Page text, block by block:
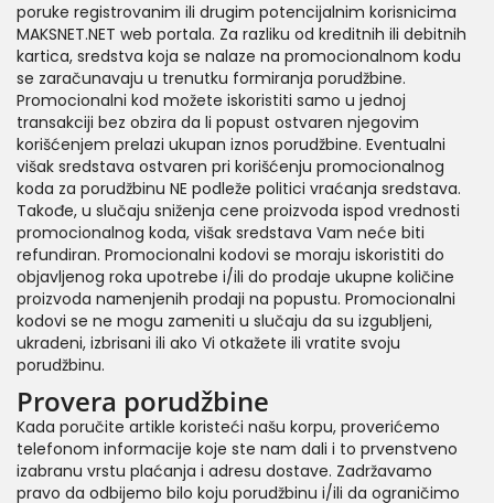
poruke registrovanim ili drugim potencijalnim korisnicima
MAKSNET.NET web portala. Za razliku od kreditnih ili debitnih
kartica, sredstva koja se nalaze na promocionalnom kodu
se zaračunavaju u trenutku formiranja porudžbine.
Promocionalni kod možete iskoristiti samo u jednoj
transakciji bez obzira da li popust ostvaren njegovim
korišćenjem prelazi ukupan iznos porudžbine. Eventualni
višak sredstava ostvaren pri korišćenju promocionalnog
koda za porudžbinu NE podleže politici vraćanja sredstava.
Takođe, u slučaju sniženja cene proizvoda ispod vrednosti
promocionalnog koda, višak sredstava Vam neće biti
refundiran. Promocionalni kodovi se moraju iskoristiti do
objavljenog roka upotrebe i/ili do prodaje ukupne količine
proizvoda namenjenih prodaji na popustu. Promocionalni
kodovi se ne mogu zameniti u slučaju da su izgubljeni,
ukradeni, izbrisani ili ako Vi otkažete ili vratite svoju
porudžbinu.
Provera porudžbine
Kada poručite artikle koristeći našu korpu, proverićemo
telefonom informacije koje ste nam dali i to prvenstveno
izabranu vrstu plaćanja i adresu dostave. Zadržavamo
pravo da odbijemo bilo koju porudžbinu i/ili da ograničimo